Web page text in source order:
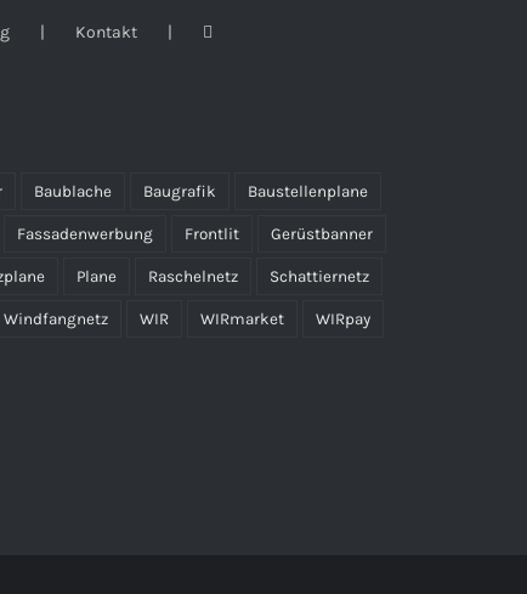
Kontakt
Baublache Baugrafik Baustellenplane
Fassadenwerbung Frontlit Gerüstbanner
Plane Raschelnetz Schattiernetz
Windfangnetz WIR WIRmarket WIRpay